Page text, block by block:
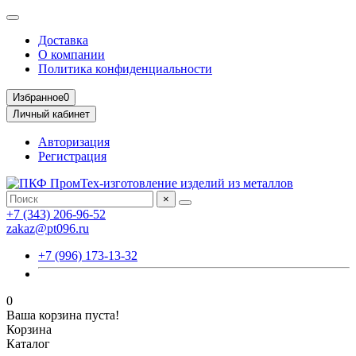
Доставка
О компании
Политика конфиденциальности
Избранное0
Личный кабинет
Авторизация
Регистрация
×
+7 (343) 206-96-52
zakaz@pt096.ru
+7 (996) 173-13-32
0
Ваша корзина пуста!
Корзина
Каталог